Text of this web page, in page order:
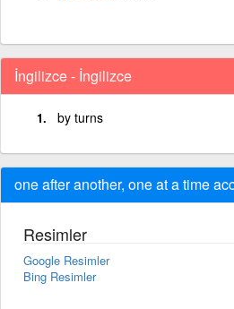
İngilizce - İngilizce
by turns
one after another, one at a time
Resimler
Google Resimler
Bing Resimler